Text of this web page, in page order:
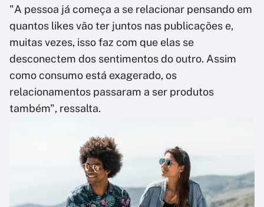
"A pessoa já começa a se relacionar pensando em
quantos likes vão ter juntos nas publicações e,
muitas vezes, isso faz com que elas se
desconectem dos sentimentos do outro. Assim
como consumo está exagerado, os
relacionamentos passaram a ser produtos
também", ressalta.